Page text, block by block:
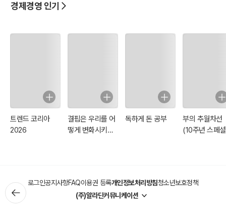
경제경영 인기
트렌드 코리아
2026
결핍은 우리를 어
떻게 변화시키는
독하게 돈 공부
부의 추월차선
(10주년 스페셜
로그인공지사항FAQ이용권 등록개인정보처리방침청소년보호정책
(주)알라딘커뮤니케이션